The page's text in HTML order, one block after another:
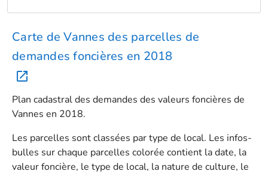
Carte de Vannes des parcelles de
demandes foncières en 2018
Plan cadastral des demandes des valeurs foncières de
Vannes en 2018.
Les parcelles sont classées par type de local. Les infos-
bulles sur chaque parcelles colorée contient la date, la
valeur foncière, le type de local, la nature de culture, le